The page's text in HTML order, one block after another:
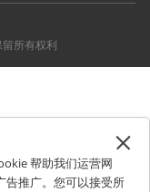
所有权利
帮助我们运营网
告推广。您可以接受所